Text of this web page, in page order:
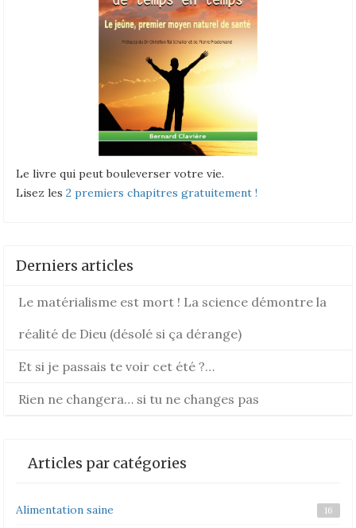
Le livre qui peut bouleverser votre vie.
Lisez les 2 premiers chapitres gratuitement !
Derniers articles
Le matérialisme est mort ! La science démontre la
réalité de Dieu (désolé si ça dérange)
Et si je passais te voir cet été ?…
Rien ne changera… si tu ne changes pas
Articles par catégories
Alimentation saine 16